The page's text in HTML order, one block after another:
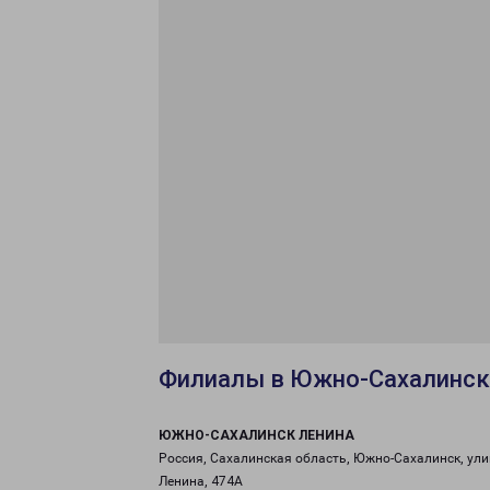
Филиалы в Южно-
ЮЖНО-САХАЛИНСК ЛЕНИНА
Россия, Сахалинская область, Южно-Сахалинск,
Ленина, 474А